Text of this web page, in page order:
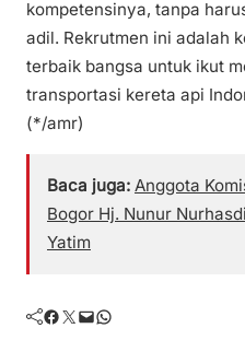
kompetensinya, tanpa
adil. Rekrutmen ini adalah
terbaik bangsa untuk ikut
transportasi kereta api
(*/amr)
Baca juga: Anggota
Bogor Hj. Nunur
Yatim
Facebook Twitter Mail WhatsApp